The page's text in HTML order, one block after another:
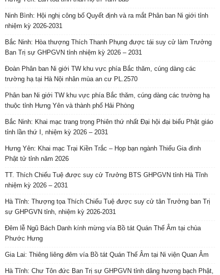
Ninh Bình: Hội nghị công bố Quyết định và ra mắt Phân ban Ni giới tỉnh
nhiệm kỳ 2026-2031
Bắc Ninh: Hòa thượng Thích Thanh Phụng được tái suy cử làm Trưởng
Ban Trị sự GHPGVN tỉnh nhiệm kỳ 2026 – 2031
Đoàn Phân ban Ni giới TW khu vực phía Bắc thăm, cúng dàng các
trường hạ tại Hà Nội nhân mùa an cư PL.2570
Phân ban Ni giới TW khu vực phía Bắc thăm, cúng dàng các trường hạ
thuộc tỉnh Hưng Yên và thành phố Hải Phòng
Bắc Ninh: Khai mạc trang trọng Phiên thứ nhất Đại hội đại biểu Phật giáo
tỉnh lần thứ I, nhiệm kỳ 2026 – 2031
Hưng Yên: Khai mạc Trại Kiền Trắc – Họp bạn ngành Thiếu Gia đình
Phật tử tỉnh năm 2026
TT. Thích Chiếu Tuệ được suy cử Trưởng BTS GHPGVN tỉnh Hà Tĩnh
nhiệm kỳ 2026 – 2031
Hà Tĩnh: Thượng tọa Thích Chiếu Tuệ được suy cử tân Trưởng ban Trị
sự GHPGVN tỉnh, nhiệm kỳ 2026-2031
Đêm lễ Ngũ Bách Danh kính mừng vía Bồ tát Quán Thế Âm tại chùa
Phước Hưng
Gia Lai: Thiêng liêng đêm vía Bồ tát Quán Thế Âm tại Ni viện Quan Âm
Hà Tĩnh: Chư Tôn đức Ban Trị sự GHPGVN tỉnh dâng hương bạch Phật,